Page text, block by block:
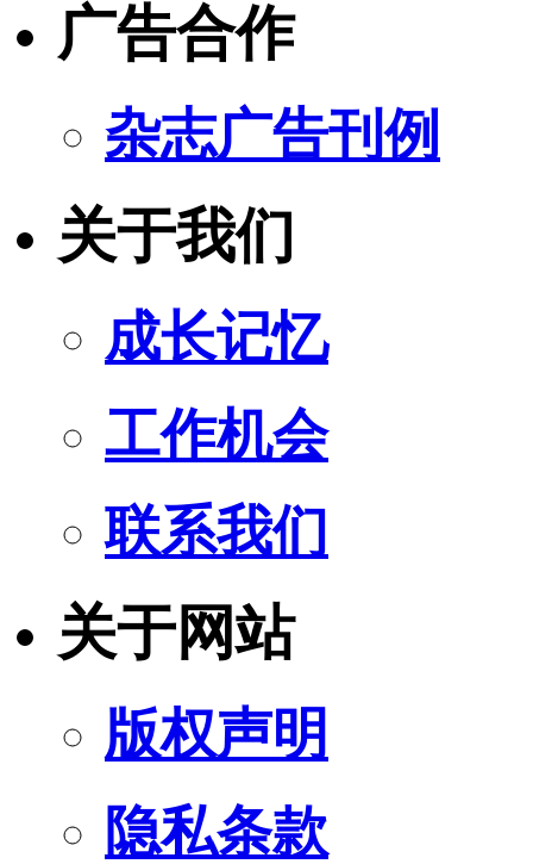
广告合作
杂志广告刊例
关于我们
成长记忆
工作机会
联系我们
关于网站
版权声明
隐私条款